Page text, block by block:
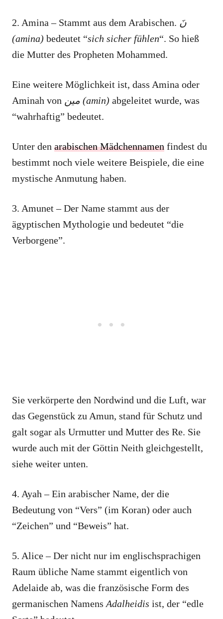
2. Amina – Stammt aus dem Arabischen.
(amina) bedeutet “sich sicher fühlen“. So hieß
die Mutter des Propheten Mohammed.
Eine weitere Möglichkeit ist, dass Amina oder
Aminah von
مين (amin) abgeleitet wurde, was
“wahrhaftig” bedeutet.
Unter den arabischen Mädchennamen findest du
bestimmt noch viele weitere Beispiele, die eine
mystische Anmutung haben.
3. Amunet – Der Name stammt aus der
ägyptischen Mythologie und bedeutet “die
Verborgene”.
Sie verkörperte den Nordwind und die Luft, war
das Gegenstück zu Amun, stand für Schutz und
galt sogar als Urmutter und Mutter des Re. Sie
wurde auch mit der Göttin Neith gleichgestellt,
siehe weiter unten.
4. Ayah – Ein arabischer Name, der die
Bedeutung von “Vers” (im Koran) oder auch
“Zeichen” und “Beweis” hat.
5. Alice – Der nicht nur im englischsprachigen
Raum übliche Name stammt eigentlich von
Adelaide ab, was die französische Form des
germanischen Namens Adalheidis ist, der “edle